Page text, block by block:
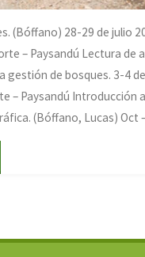
(Bóffano) 28-29 de julio
– Paysandú Lectura de
gestión de bosques. 3-4
– Paysandú Introducción
(Bóffano, Lucas) Oct